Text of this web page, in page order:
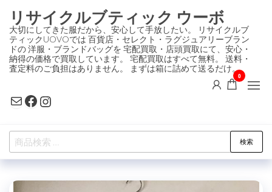
ン
テ
ン
ツ
プ
リサイクルブティック ウーボ
大切にしてきた服だから、安心して手放したい。 リサイクルブ
ティックUOVOでは 百貨店・セレクト・ラグジュアリーブラン
ドの 洋服・ブランドバッグを 宅配買取・店頭買取にて、安心・
納得の価格で買取しています。 宅配買取はすべて無料。 送料・
査定料のご負担はありません。 まずは箱に詰めて送るだけ。
MailFacebook
Instagram
0
検
索
検索